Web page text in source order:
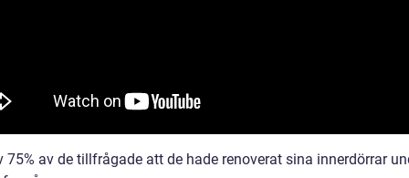
75% av de tillfrågade att de hade renoverat sina innerdörrar